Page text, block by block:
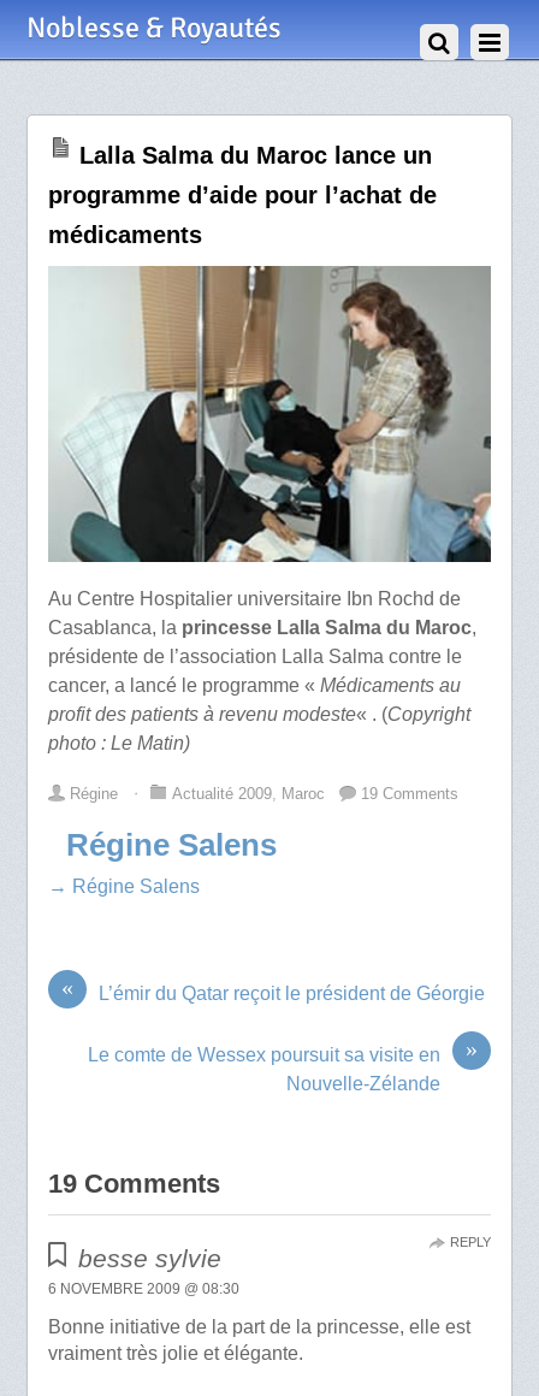
Noblesse & Royautés
Lalla Salma du Maroc lance un
programme d’aide pour l’achat de
médicaments
Au Centre Hospitalier universitaire Ibn Rochd de
Casablanca, la princesse Lalla Salma du Maroc,
présidente de l’association Lalla Salma contre le
cancer, a lancé le programme « Médicaments au
profit des patients à revenu modeste« . (Copyright
photo : Le Matin)
Régine ⋅ Actualité 2009, Maroc 19 Comments
Régine Salens
→ Régine Salens
« L’émir du Qatar reçoit le président de Géorgie
»
Le comte de Wessex poursuit sa visite en
Nouvelle-Zélande
19 Comments
besse sylvie
6 NOVEMBRE 2009 @ 08:30
Bonne initiative de la part de la princesse, elle est
vraiment très jolie et élégante.
REPLY